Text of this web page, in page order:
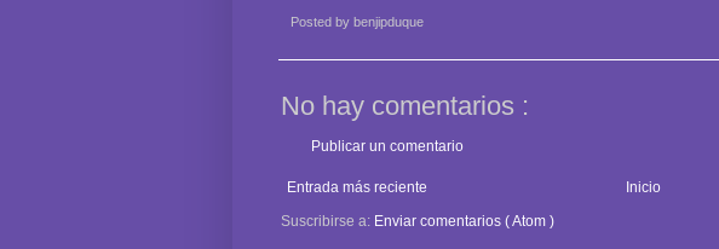
Posted by benjipduque
No hay comentarios :
Publicar un comentario
Entrada más reciente
Inicio
Suscribirse a: Enviar comentarios ( Atom )